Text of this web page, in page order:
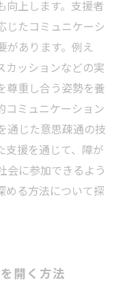
向上します。支援者
じたコミュニケーシ
があります。例え
カッションなどの実
尊重し合う姿勢を養
コミュニケーション
通じた意思疎通の技
支援を通じて、障が
会に参加できるよう
める方法について探
開く方法